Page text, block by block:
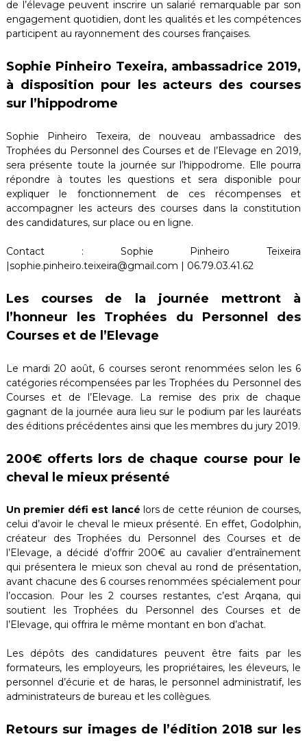
de l’élevage peuvent inscrire un salarié remarquable par son
engagement quotidien, dont les qualités et les compétences
participent au rayonnement des courses françaises.
Sophie Pinheiro Texeira, ambassadrice 2019,
à disposition pour les acteurs des courses
sur l’hippodrome
Sophie Pinheiro Texeira, de nouveau ambassadrice des
Trophées du Personnel des Courses et de l’Elevage en 2019,
sera présente toute la journée sur l’hippodrome. Elle pourra
répondre à toutes les questions et sera disponible pour
expliquer le fonctionnement de ces récompenses et
accompagner les acteurs des courses dans la constitution
des candidatures, sur place ou en ligne.
Contact : Sophie Pinheiro Teixeira
|sophie.pinheiro.teixeira@gmail.com | 06.79.03.41.62
Les courses de la journée mettront à
l’honneur les Trophées du Personnel des
Courses et de l’Elevage
Le mardi 20 août, 6 courses seront renommées selon les 6
catégories récompensées par les Trophées du Personnel des
Courses et de l’Elevage. La remise des prix de chaque
gagnant de la journée aura lieu sur le podium par les lauréats
des éditions précédentes ainsi que les membres du jury 2019.
200€ offerts lors de chaque course pour le
cheval le mieux présenté
Un premier défi est lancé lors de cette réunion de courses,
celui d’avoir le cheval le mieux présenté. En effet, Godolphin,
créateur des Trophées du Personnel des Courses et de
l’Elevage, a décidé d’offrir 200€ au cavalier d’entraînement
qui présentera le mieux son cheval au rond de présentation,
avant chacune des 6 courses renommées spécialement pour
l’occasion. Pour les 2 courses restantes, c’est Arqana, qui
soutient les Trophées du Personnel des Courses et de
l’Elevage, qui offrira le même montant en bon d’achat.
Les dépôts des candidatures peuvent être faits par les
formateurs, les employeurs, les propriétaires, les éleveurs, le
personnel d’écurie et de haras, le personnel administratif, les
administrateurs de bureau et les collègues.
Retours sur images de l’édition 2018 sur les